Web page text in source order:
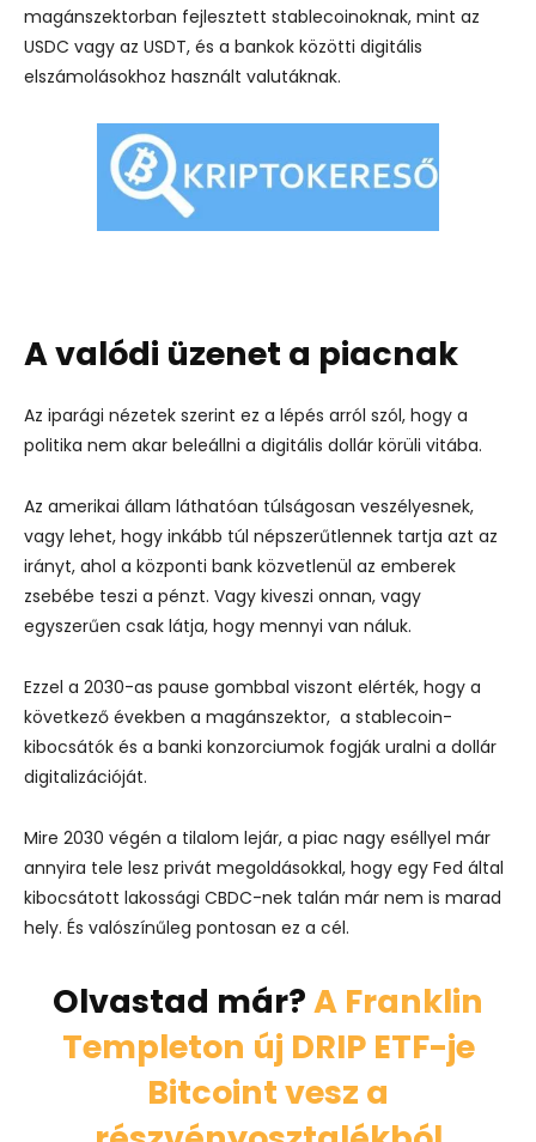
magánszektorban fejlesztett stablecoinoknak, mint az
USDC vagy az USDT, és a bankok közötti digitális
elszámolásokhoz használt valutáknak.
A valódi üzenet a piacnak
Az iparági nézetek szerint ez a lépés arról szól, hogy a
politika nem akar beleállni a digitális dollár körüli vitába.
Az amerikai állam láthatóan túlságosan veszélyesnek,
vagy lehet, hogy inkább túl népszerűtlennek tartja azt az
irányt, ahol a központi bank közvetlenül az emberek
zsebébe teszi a pénzt. Vagy kiveszi onnan, vagy
egyszerűen csak látja, hogy mennyi van náluk.
Ezzel a 2030-as pause gombbal viszont elérték, hogy a
következő években a magánszektor, a stablecoin-
kibocsátók és a banki konzorciumok fogják uralni a dollár
digitalizációját.
Mire 2030 végén a tilalom lejár, a piac nagy eséllyel már
annyira tele lesz privát megoldásokkal, hogy egy Fed által
kibocsátott lakossági CBDC-nek talán már nem is marad
hely. És valószínűleg pontosan ez a cél.
Olvastad már?A Franklin
Templeton új DRIP ETF-je
Bitcoint vesz a